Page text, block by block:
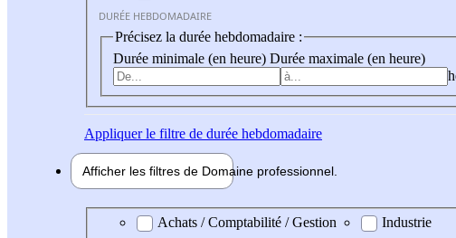
DURÉE HEBDOMADAIRE
Précisez la durée hebdomadaire :
Durée minimale (en heure) Durée maximale (en heure)
Appliquerle filtre de durée hebdomadaire
Afficher les filtres de Domaine professionnel
Domaine professionel
Achats / Comptabilité / Gestion
Industrie